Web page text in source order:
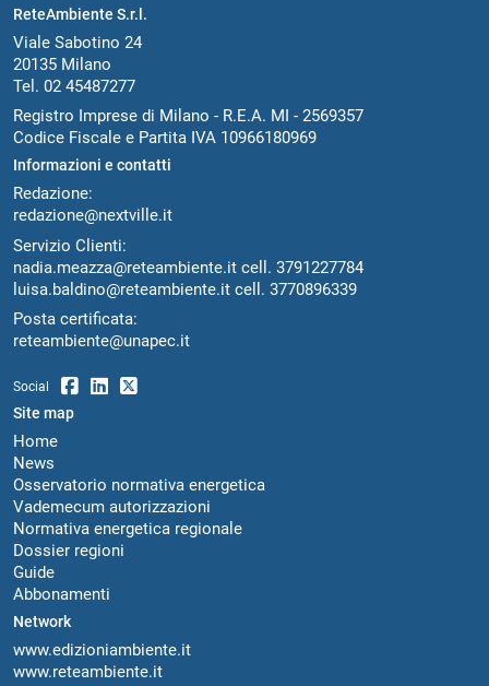
ReteAmbiente S.r.l.
Viale Sabotino 24
20135 Milano
Tel. 02 45487277
Registro Imprese di Milano - R.E.A. MI - 2569357
Codice Fiscale e Partita IVA 10966180969
Informazioni e contatti
Redazione:
redazione@nextville.it
Servizio Clienti:
nadia.meazza@reteambiente.it cell. 3791227784
luisa.baldino@reteambiente.it cell. 3770896339
Posta certificata:
reteambiente@unapec.it
Social
Site map
Home
News
Osservatorio normativa energetica
Vademecum autorizzazioni
Normativa energetica regionale
Dossier regioni
Guide
Abbonamenti
Network
www.edizioniambiente.it
www.reteambiente.it